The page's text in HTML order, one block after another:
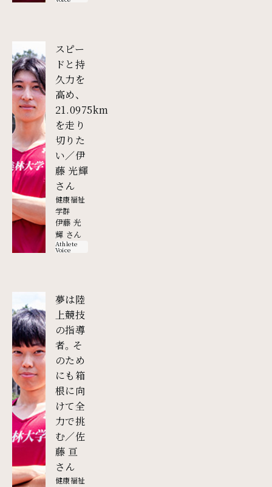
スピー
ドと持
久力を
高め、
21.0975km
を走り
切りた
い／伊
藤 光輝
さん外部リンク
健康福祉
学群
伊藤 光
輝 さん
Athlete
Voice
夢は陸
上競技
の指導
者。そ
のため
にも箱
根に向
けて全
力で挑
む／佐
藤 亘
さん外部リンク
健康福祉